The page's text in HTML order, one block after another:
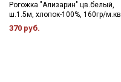
Рогожка "Ализарин" цв.белый,
ш.1.5м, хлопок-100%, 160гр/м.кв
370 руб.